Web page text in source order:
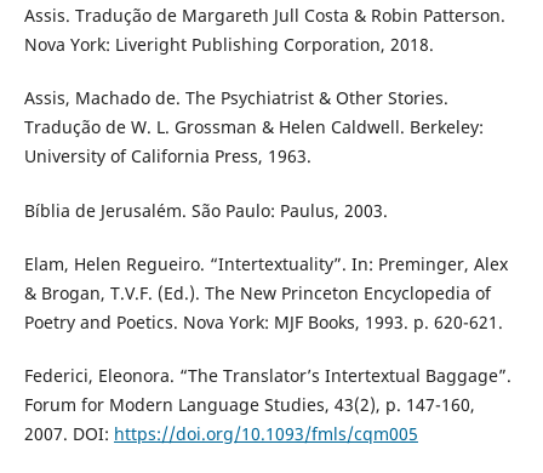
Assis. Tradução de Margareth Jull Costa & Robin Patterson.
Nova York: Liveright Publishing Corporation, 2018.
Assis, Machado de. The Psychiatrist & Other Stories.
Tradução de W. L. Grossman & Helen Caldwell. Berkeley:
University of California Press, 1963.
Bíblia de Jerusalém. São Paulo: Paulus, 2003.
Elam, Helen Regueiro. “Intertextuality”. In: Preminger, Alex
& Brogan, T.V.F. (Ed.). The New Princeton Encyclopedia of
Poetry and Poetics. Nova York: MJF Books, 1993. p. 620-621.
Federici, Eleonora. “The Translator’s Intertextual Baggage”.
Forum for Modern Language Studies, 43(2), p. 147-160,
2007. DOI: https://doi.org/10.1093/fmls/cqm005